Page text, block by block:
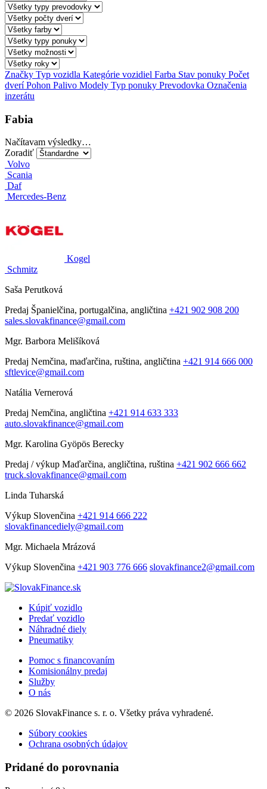
Značky Typ vozidla Kategórie vozidiel Farba Stav ponuky Počet
dveríPohon Palivo Modely Typ ponuky Prevodovka Označenia
inzerátu
Fabia
Načítavam výsledky…
Zoradiť
Volvo
Scania
Daf
Mercedes-Benz
Kogel
Schmitz
Saša Perutková
Predaj Španielčina, portugalčina, angličtina +421 902 908 200
sales.slovakfinance@gmail.com
Mgr. Barbora Melišíková
Predaj Nemčina, maďarčina, ruština, angličtina +421 914 666 000
sftlevice@gmail.com
Natália Vernerová
Predaj Nemčina, angličtina +421 914 633 333
auto.slovakfinance@gmail.com
Mgr. Karolina Gyöpös Berecky
Predaj / výkup Maďarčina, angličtina, ruština +421 902 666 662
truck.slovakfinance@gmail.com
Linda Tuharská
Výkup Slovenčina +421 914 666 222
slovakfinancediely@gmail.com
Mgr. Michaela Mrázová
Výkup Slovenčina +421 903 776 666 slovakfinance2@gmail.com
Kúpiť vozidlo
Predať vozidlo
Náhradné diely
Pneumatiky
Pomoc s financovaním
Komisionálny predaj
Služby
O nás
© 2026 SlovakFinance s. r. o. Všetky práva vyhradené.
Súbory cookies
Ochrana osobných údajov
Pridané do porovnania